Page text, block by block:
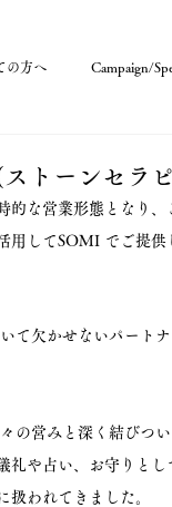
の方へ Campaign/
トーンセラ
的な営業形態となり
用してSOMI でご提
て欠かせないパートナ
の営みと深く結びつい
礼や占い、お守りと
扱われてきました。